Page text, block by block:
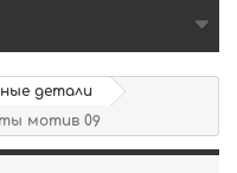
детали
мотив 09